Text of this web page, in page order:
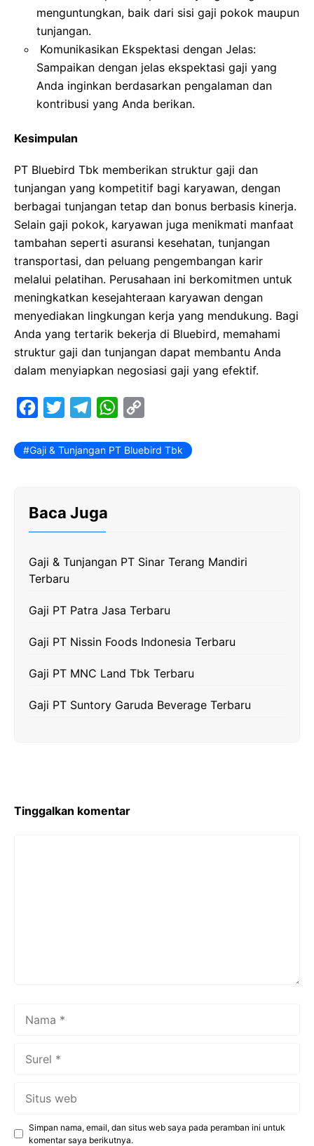
menguntungkan, baik dari sisi gaji pokok maupun
tunjangan.
Komunikasikan Ekspektasi dengan Jelas:
Sampaikan dengan jelas ekspektasi gaji yang
Anda inginkan berdasarkan pengalaman dan
kontribusi yang Anda berikan.
Kesimpulan
PT Bluebird Tbk memberikan struktur gaji dan
tunjangan yang kompetitif bagi karyawan, dengan
berbagai tunjangan tetap dan bonus berbasis kinerja.
Selain gaji pokok, karyawan juga menikmati manfaat
tambahan seperti asuransi kesehatan, tunjangan
transportasi, dan peluang pengembangan karir
melalui pelatihan. Perusahaan ini berkomitmen untuk
meningkatkan kesejahteraan karyawan dengan
menyediakan lingkungan kerja yang mendukung. Bagi
Anda yang tertarik bekerja di Bluebird, memahami
struktur gaji dan tunjangan dapat membantu Anda
dalam menyiapkan negosiasi gaji yang efektif.
c
o
o
i
e
r
l
r
a
W
a
p
p
k
Gaji & Tunjangan PT Bluebird Tbk
Baca Juga
Gaji & Tunjangan PT Sinar Terang Mandiri
Terbaru
Gaji PT Patra Jasa Terbaru
Gaji PT Nissin Foods Indonesia Terbaru
Gaji PT MNC Land Tbk Terbaru
Gaji PT Suntory Garuda Beverage Terbaru
Tinggalkan komentar
Simpan nama, email, dan situs web saya pada peramban ini untuk
komentar saya berikutnya.